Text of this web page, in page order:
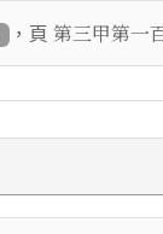
，頁 第三甲第一